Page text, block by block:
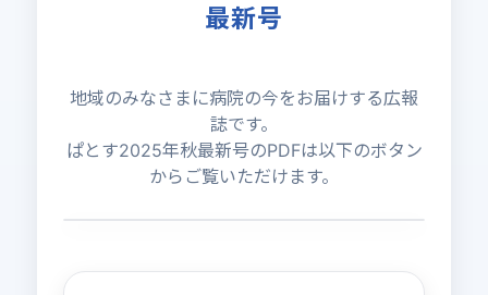
最新号
地域のみなさまに病院の今をお届けする広報
誌です。
ぱとす2025年秋最新号のPDFは以下のボタン
からご覧いただけます。